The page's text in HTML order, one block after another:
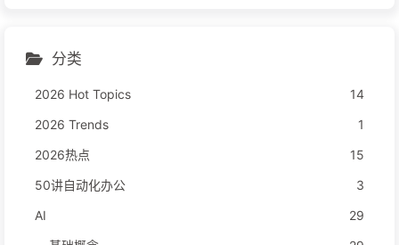
分类
2026 Hot Topics
14
2026 Trends
1
2026热点
15
50讲自动化办公
3
AI
29